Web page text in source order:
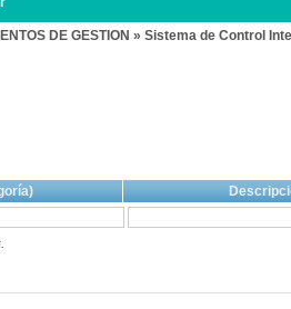
DE GESTION » Sistema de Control